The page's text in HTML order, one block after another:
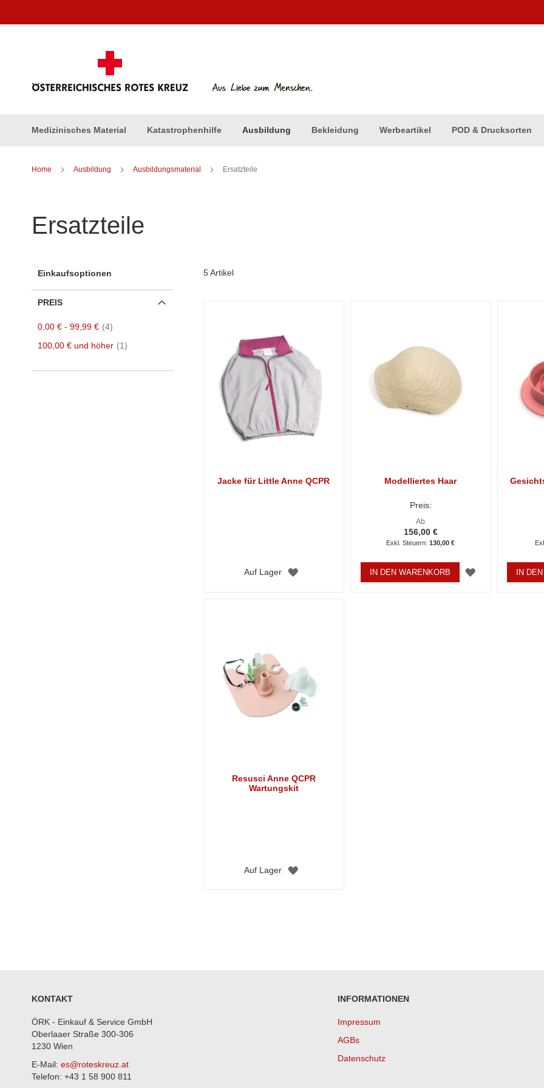
zum
Medizinisches Material Katastrophenhilfe Ausbildung Bekleidung Werbeartikel POD & Drucksorten
Home Ausbildung Ausbildungsmaterial Ersatzteile
Ersatzteile
5Artikel
Jacke für Little Anne QCPR
Auf Lager ZUR
Modelliertes Haar
Preis:
Ab
156,00 €
130,00 €
IN DEN WARENKORB ZUR IN
Resusci Anne QCPR
Wartungskit
Auf Lager ZUR
Einkaufsoptionen
PREIS
0,00 € - 99,99 € 4Artikel
100,00 € und höher 1Artikel
KONTAKT
ÖRK - Einkauf & Service GmbH
Oberlaaer Straße 300-306
1230 Wien
E-Mail: es@roteskreuz.at
Telefon: +43 1 58 900 811
INFORMATIONEN
Impressum
AGBs
Datenschutz